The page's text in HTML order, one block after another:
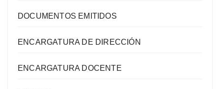
DOCUMENTOS EMITIDOS
ENCARGATURA DE DIRECCIÓN
ENCARGATURA DOCENTE